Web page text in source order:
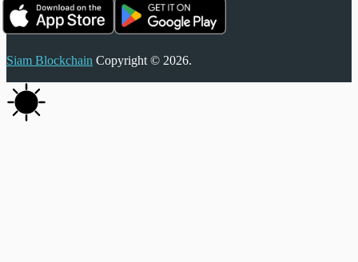
Siam Blockchain Copyright © 2026.